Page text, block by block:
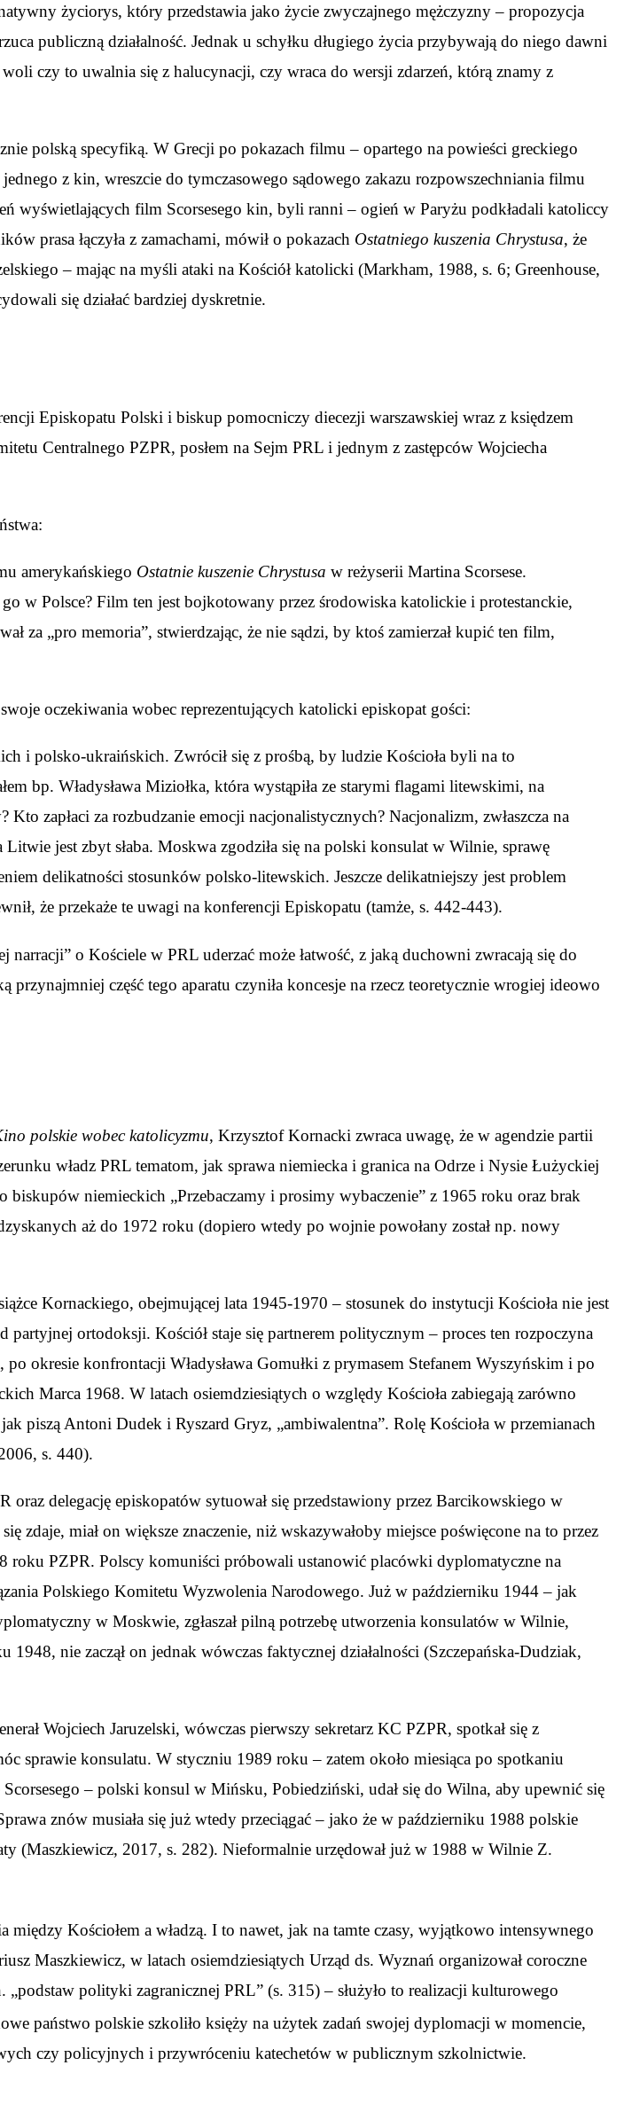
życiorys, który przedstawia jako życie zwyczajnego mężczyzny – propozycja
publiczną działalność. Jednak u schyłku długiego życia przybywają do niego dawni
czy to uwalnia się z halucynacji, czy wraca do wersji zdarzeń, którą znamy z
polską specyfiką. W Grecji po pokazach filmu – opartego na powieści greckiego
z kin, wreszcie do tymczasowego sądowego zakazu rozpowszechniania filmu
wyświetlających film Scorsesego kin, byli ranni – ogień w Paryżu podkładali katoliccy
prasa łączyła z zamachami, mówił o pokazach Ostatniego kuszenia Chrystusa, że
– mając na myśli ataki na Kościół katolicki (Markham, 1988, s. 6; Greenhouse,
się działać bardziej dyskretnie.
Episkopatu Polski i biskup pomocniczy diecezji warszawskiej wraz z księdzem
Centralnego PZPR, posłem na Sejm PRL i jednym z zastępców Wojciecha
amerykańskiego Ostatnie kuszenie Chrystusa w reżyserii Martina Scorsese.
w Polsce? Film ten jest bojkotowany przez środowiska katolickie i protestanckie,
za „pro memoria”, stwierdzając, że nie sądzi, by ktoś zamierzał kupić ten film,
oczekiwania wobec reprezentujących katolicki episkopat gości:
i polsko-ukraińskich. Zwrócił się z prośbą, by ludzie Kościoła byli na to
bp. Władysława Miziołka, która wystąpiła ze starymi flagami litewskimi, na
zapłaci za rozbudzanie emocji nacjonalistycznych? Nacjonalizm, zwłaszcza na
jest zbyt słaba. Moskwa zgodziła się na polski konsulat w Wilnie, sprawę
delikatności stosunków polsko-litewskich. Jeszcze delikatniejszy jest problem
że przekaże te uwagi na konferencji Episkopatu (tamże, s. 442-443).
o Kościele w PRL uderzać może łatwość, z jaką duchowni zwracają się do
część tego aparatu czyniła koncesje na rzecz teoretycznie wrogiej ideowo
polskie wobec katolicyzmu, Krzysztof Kornacki zwraca uwagę, że w agendzie partii
władz PRL tematom, jak sprawa niemiecka i granica na Odrze i Nysie Łużyckiej
niemieckich „Przebaczamy i prosimy wybaczenie” z 1965 roku oraz brak
aż do 1972 roku (dopiero wtedy po wojnie powołany został np. nowy
Kornackiego, obejmującej lata 1945-1970 – stosunek do instytucji Kościoła nie jest
ortodoksji. Kościół staje się partnerem politycznym – proces ten rozpoczyna
okresie konfrontacji Władysława Gomułki z prymasem Stefanem Wyszyńskim i po
Marca 1968. W latach osiemdziesiątych o względy Kościoła zabiegają zarówno
piszą Antoni Dudek i Ryszard Gryz, „ambiwalentna”. Rolę Kościoła w przemianach
s. 440).
oraz delegację episkopatów sytuował się przedstawiony przez Barcikowskiego w
zdaje, miał on większe znaczenie, niż wskazywałoby miejsce poświęcone na to przez
roku PZPR. Polscy komuniści próbowali ustanowić placówki dyplomatyczne na
Polskiego Komitetu Wyzwolenia Narodowego. Już w październiku 1944 – jak
w Moskwie, zgłaszał pilną potrzebę utworzenia konsulatów w Wilnie,
nie zaczął on jednak wówczas faktycznej działalności (Szczepańska-Dudziak,
Wojciech Jaruzelski, wówczas pierwszy sekretarz KC PZPR, spotkał się z
sprawie konsulatu. W styczniu 1989 roku – zatem około miesiąca po spotkaniu
– polski konsul w Mińsku, Pobiedziński, udał się do Wilna, aby upewnić się
znów musiała się już wtedy przeciągać – jako że w październiku 1988 polskie
(Maszkiewicz, 2017, s. 282). Nieformalnie urzędował już w 1988 w Wilnie Z.
Kościołem a władzą. I to nawet, jak na tamte czasy, wyjątkowo intensywnego
Maszkiewicz, w latach osiemdziesiątych Urząd ds. Wyznań organizował coroczne
polityki zagranicznej PRL” (s. 315) – służyło to realizacji kulturowego
państwo polskie szkoliło księży na użytek zadań swojej dyplomacji w momencie,
czy policyjnych i przywróceniu katechetów w publicznym szkolnictwie.